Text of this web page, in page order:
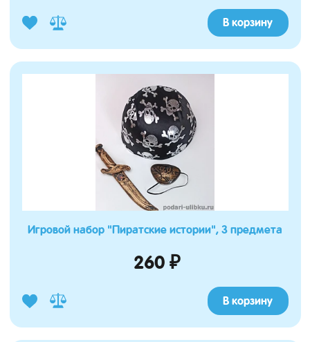
В корзину
Игровой набор "Пиратские истории", 3 предмета
260 ₽
В корзину